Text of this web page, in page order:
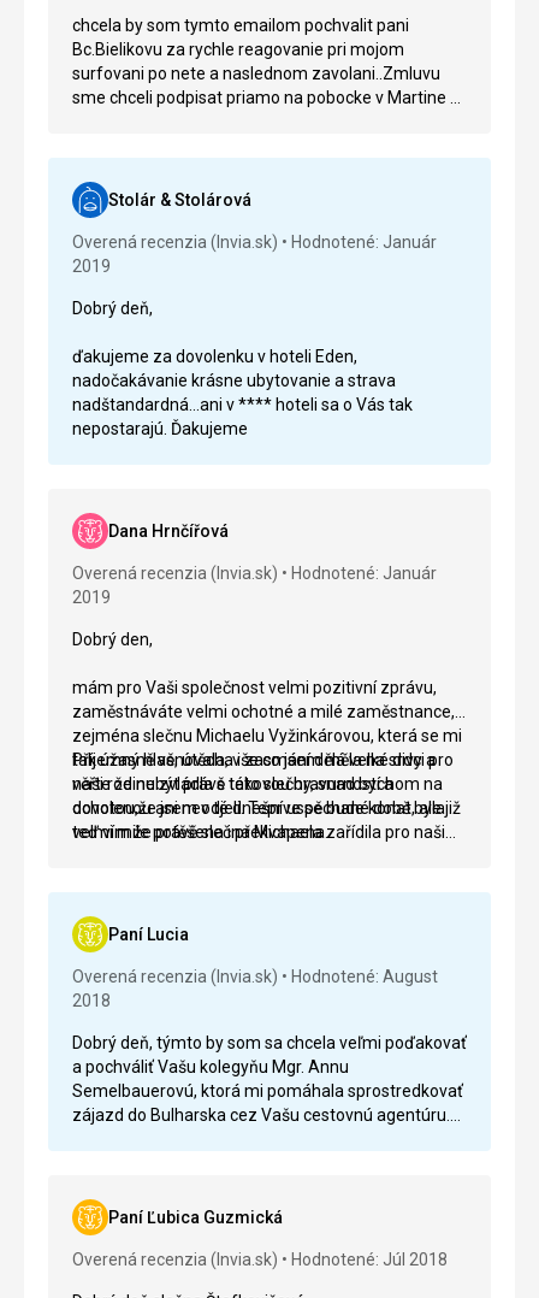
chcela by som tymto emailom pochvalit pani
Bc.Bielikovu za rychle reagovanie pri mojom
surfovani po nete a naslednom zavolani..Zmluvu
sme chceli podpisat priamo na pobocke v Martine a
urovni sme sa rozhodli a zajazd vyplatili u Vas a
buduce roky budeme vyuzivat Vase sluzby pretoze
som sa este nestretla s tak ochotnym priatelskym a
trpezlivym pristupom a ochotou ako od pani
Stolár & Stolárová
Overená recenzia (Invia.sk)
Hodnotené: Január
2019
Dobrý deň,
ďakujeme za dovolenku v hoteli Eden,
nadočakávanie krásne ubytovanie a strava
nadštandardná...ani v **** hoteli sa o Vás tak
nepostarajú. Ďakujeme
Dana Hrnčířová
Overená recenzia (Invia.sk)
Hodnotené: Január
2019
Dobrý den,
mám pro Vaši společnost velmi pozitivní zprávu,
zaměstnáváte velmi ochotné a milé zaměstnance,
zejména slečnu Michaelu Vyžinkárovou, která se mi
tak úžasně věnovala, vše co jsem měla na srdci pro
naši rodinu zvládla s takovou bravurností a
ochotou,že jsem v té dnešní uspěchané době byla
velmi mile potěšena i překvapena.
Příjemný hlas, útěcha i zasmání dělá velké divy a
věřte že nebýt právě této slečny, snad bychom na
dovolenou ani neodjeli. Teprve se bude konat, ale již
teď vím že právě slečna Michaela zařídila pro naši
Paní Lucia
Overená recenzia (Invia.sk)
Hodnotené: August
2018
Dobrý deň, týmto by som sa chcela veľmi poďakovať
a pochváliť Vašu kolegyňu Mgr. Annu
Semelbauerovú, ktorá mi pomáhala sprostredkovať
zájazd do Bulharska cez Vašu cestovnú agentúru.
vyplatenie.. Mgr. Semelbauerová, VEĽMI PEKNE
ĎAKUJEM, môžem Vás a Vašu cestovnú agentúru
len vrelo odporúčať.
Paní Ľubica Guzmická
Overená recenzia (Invia.sk) Hodnotené: Júl 2018